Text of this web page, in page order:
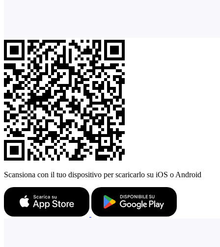
Scansiona con il tuo dispositivo per scaricarlo su iOS o Android